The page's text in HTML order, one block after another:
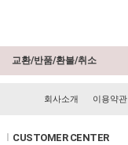
교환/반품/환불/취소
회사소개 이용약관
CUSTOMER CENTER